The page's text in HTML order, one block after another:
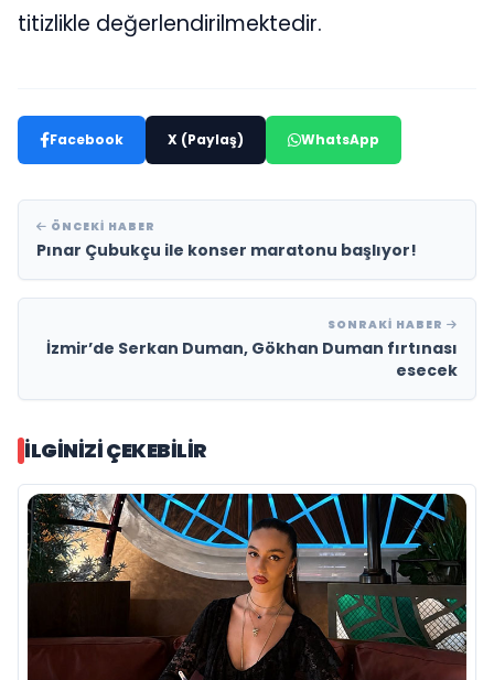
titizlikle değerlendirilmektedir.
Facebook X (Paylaş) WhatsApp
ÖNCEKI HABER
Pınar Çubukçu ile konser maratonu başlıyor!
SONRAKI HABER
İzmir’de Serkan Duman, Gökhan Duman fırtınası
esecek
İLGINIZI ÇEKEBILIR